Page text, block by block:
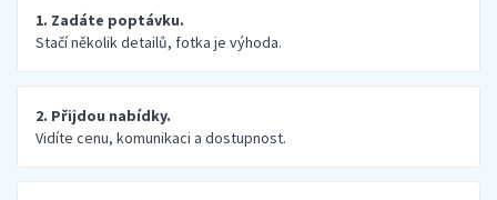
1. Zadáte poptávku.
Stačí několik detailů, fotka je výhoda.
2. Přijdou nabídky.
Vidíte cenu, komunikaci a dostupnost.